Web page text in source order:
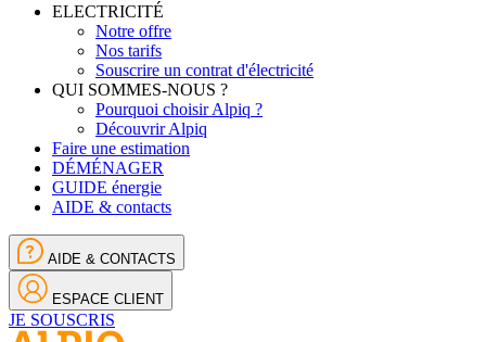
ELECTRICITÉ
Notre offre
Nos tarifs
Souscrire un contrat d'électricité
QUI SOMMES-NOUS ?
Pourquoi choisir Alpiq ?
Découvrir Alpiq
Faire une estimation
DÉMÉNAGER
GUIDE énergie
AIDE & contacts
AIDE & CONTACTS
ESPACE CLIENT
JE SOUSCRIS